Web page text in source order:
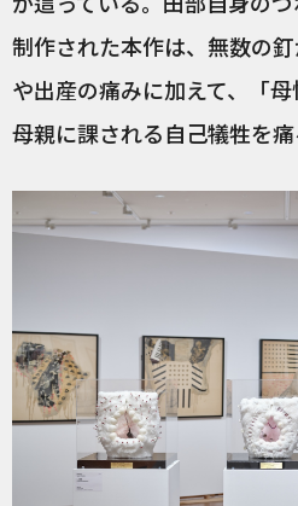
制作された本作は、無数の
や出産の痛みに加えて、「
母親に課される自己犠牲を痛